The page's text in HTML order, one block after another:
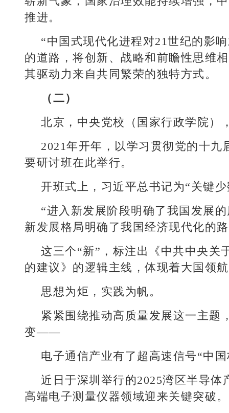
推进。
“中国式现代化进程对21世纪的影
的道路，将创新、战略和前瞻性思维
其驱动力来自共同繁荣的独特方式。
（二）
北京，中央党校（国家行政学院）
2021年开年，以学习贯彻党的十
要研讨班在此举行。
开班式上，习近平总书记为“关键
“进入新发展阶段明确了我国发展
新发展格局明确了我国经济现代化的
这三个“新”，标注出《中共中央关
的建议》的逻辑主线，体现着大国领
思想为炬，实践为帆。
紧紧围绕推动高质量发展这一主题
变——
电子通信产业有了超高速信号“中
近日于深圳举行的2025湾区半导
高端电子测量仪器领域迎来关键突破。